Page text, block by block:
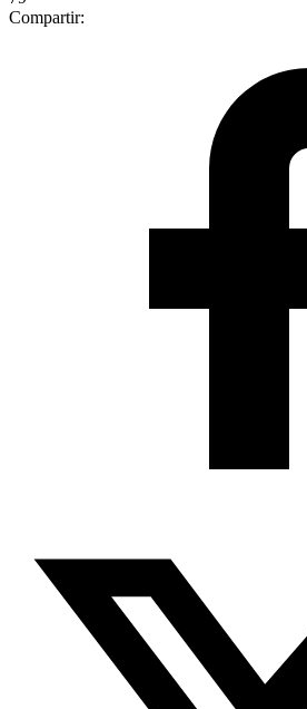
Compartir: